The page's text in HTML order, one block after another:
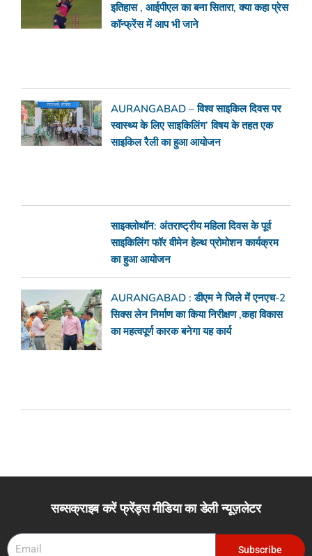
इतिहास , आईपीएल का बना सितारा, क्या कहा प्रेस
कॉन्फ्रेंस में आप भी जाने
AURANGABAD – विश्व साइकिल दिवस पर
स्वास्थ्य के लिए साइकिलिंग’ विषय के तहत एक
साइकिल रैली का हुआ आयोजन
साइक्लोथॉन: अंतराष्ट्रीय महिला दिवस के पूर्व
साइकिलिंग फॉर वीमेन हेल्थ प्रोमोशन कार्यक्रम
का हुआ आयोजन
AURANGABAD : डीएम ने जिले में एनएच-2
सिक्स लेन निर्माण का किया निरीक्षण ,कहा विकास
का महत्वपूर्ण कारक बनेगा यह कार्य
सब्सक्राइब करें फ्रेंड्स मीडिया का डेली न्यूज़लेटर
Subscribe